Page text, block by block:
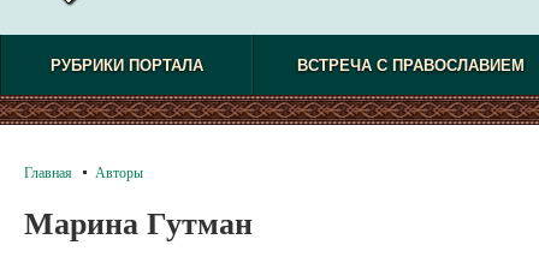
РУБРИКИ ПОРТАЛА ВСТРЕЧА С ПРАВОСЛАВИЕМ
Главная Авторы
Марина Гутман